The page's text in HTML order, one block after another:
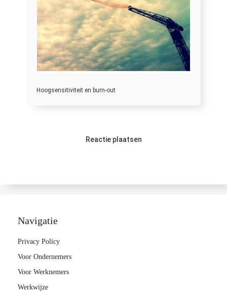
Hoogsensitiviteit en burn-out
Reactie plaatsen
Navigatie
Privacy Policy
Voor Ondernemers
Voor Werknemers
Werkwijze